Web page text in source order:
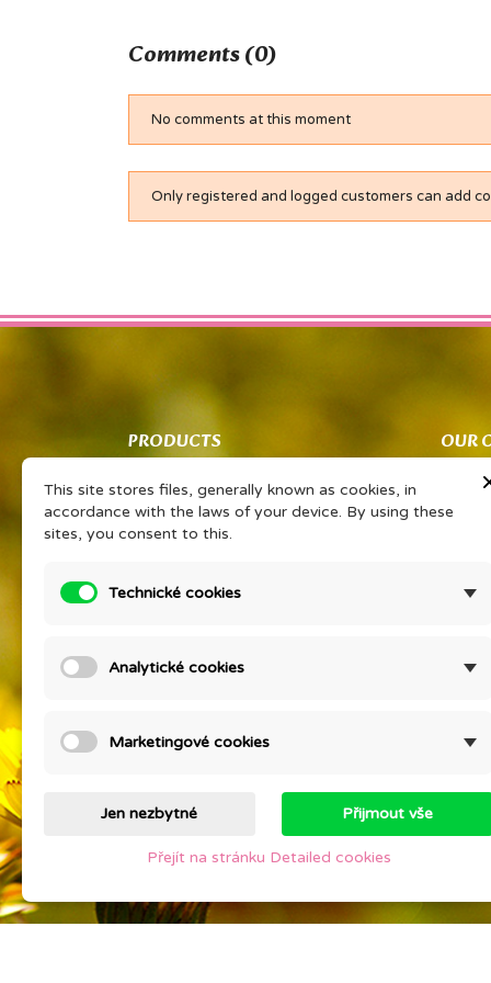
Comments (0)
No comments at this moment
Only registered and logged customers can add
PRODUCTS
Co znamená PSP?
Vaše sdílené zkušenosti Vám získají
slevu na oblíbený výrobek
Prohlášením o KP
New products
OUR
O
This site stores files, generally known as cookies, in
accordance with the laws of your device. By using these
sites, you consent to this.
Technické cookies
Analytické cookies
Marketingové cookies
Jen nezbytné Přijmout vše
Přejít na stránku Detailed cookies